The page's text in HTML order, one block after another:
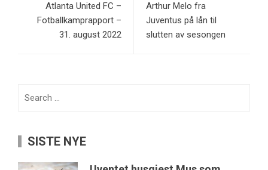
Atlanta United FC –
Fotballkamprapport –
31. august 2022
Arthur Melo fra
Juventus på lån til
slutten av sesongen
SISTE NYE